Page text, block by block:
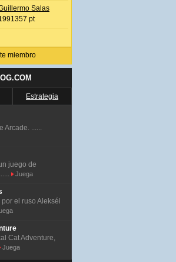
Salas
pt
miembro
Estrategia
Arcade. ......
juego de
Juega
el ruso Alekséi
Cat Adventure,
Juega